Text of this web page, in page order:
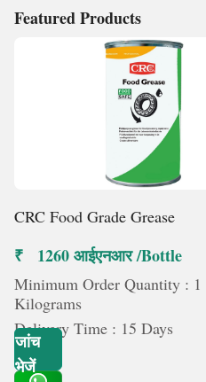
Featured Products
CRC Food Grade Grease
₹ 1260 आईएनआर /Bottle
Minimum Order Quantity : 1
Kilograms
Delivery Time : 15 Days
जांच
भेजें